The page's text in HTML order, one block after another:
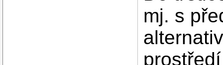
mj. s